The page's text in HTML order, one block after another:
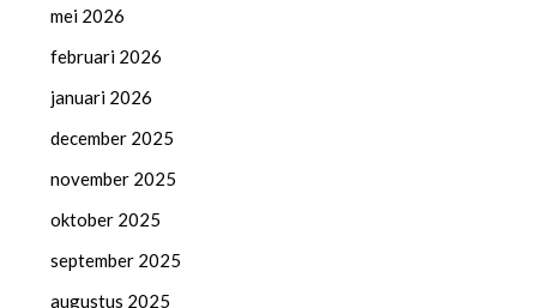
mei 2026
februari 2026
januari 2026
december 2025
november 2025
oktober 2025
september 2025
augustus 2025